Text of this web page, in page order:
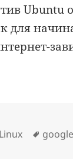
Ubuntu
для
Рубрики
Linux Метки
google